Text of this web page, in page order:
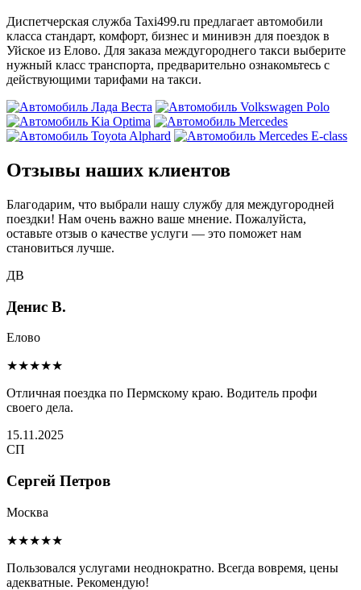
Диспетчерская служба Taxi499.ru предлагает автомобили
класса стандарт, комфорт, бизнес и минивэн для поездок в
Уйское из Елово. Для заказа междугороднего такси выберите
нужный класс транспорта, предварительно ознакомьтесь с
действующими тарифами на такси.
Отзывы наших клиентов
Благодарим, что выбрали нашу службу для междугородней
поездки! Нам очень важно ваше мнение. Пожалуйста,
оставьте отзыв о качестве услуги — это поможет нам
становиться лучше.
ДВ
Денис В.
Елово
★★★★★
Отличная поездка по Пермскому краю. Водитель профи
своего дела.
15.11.2025
СП
Сергей Петров
Москва
★★★★★
Пользовался услугами неоднократно. Всегда вовремя, цены
адекватные. Рекомендую!